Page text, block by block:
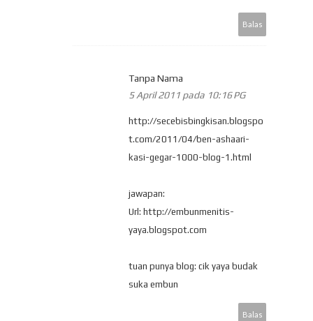
Balas
Tanpa Nama
5 April 2011 pada 10:16 PG
http://secebisbingkisan.blogspo
t.com/2011/04/ben-ashaari-
kasi-gegar-1000-blog-1.html
jawapan:
Url: http://embunmenitis-
yaya.blogspot.com
tuan punya blog: cik yaya budak
suka embun
Balas